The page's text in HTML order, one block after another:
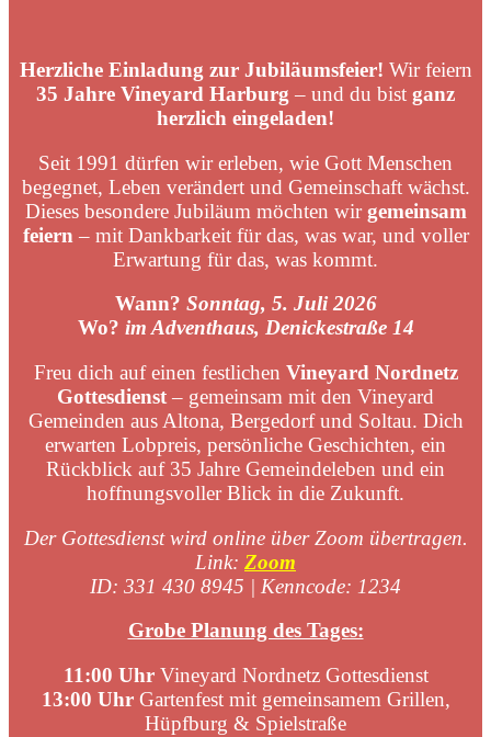
Herzliche Einladung zur Jubiläumsfeier! Wir feiern
35 Jahre Vineyard Harburg – und du bist ganz
herzlich eingeladen!
Seit 1991 dürfen wir erleben, wie Gott Menschen
begegnet, Leben verändert und Gemeinschaft wächst.
Dieses besondere Jubiläum möchten wirgemeinsam
feiern – mit Dankbarkeit für das, was war, und voller
Erwartung für das, was kommt.
Wann? Sonntag, 5. Juli 2026
Wo? im Adventhaus, Denickestraße14
Freu dich auf einen festlichen Vineyard Nordnetz
Gottesdienst – gemeinsam mit den Vineyard
Gemeinden aus Altona, Bergedorf und Soltau. Dich
erwarten Lobpreis, persönliche Geschichten, ein
Rückblick auf 35 Jahre Gemeindeleben und ein
hoffnungsvoller Blick in die Zukunft.
Der Gottesdienst wird online über Zoom übertragen.
Link: Zoom
ID: 331 430 8945 | Kenncode: 1234
Grobe Planung des Tages:
11:00 Uhr Vineyard Nordnetz Gottesdienst
13:00 Uhr Gartenfest mit gemeinsamem Grillen,
Hüpfburg & Spielstraße